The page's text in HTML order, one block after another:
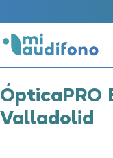
ÓpticaPRO
Valladolid